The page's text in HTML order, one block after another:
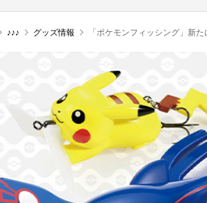
♪♪♪ グッズ情報 「ポケモンフィッシング」新